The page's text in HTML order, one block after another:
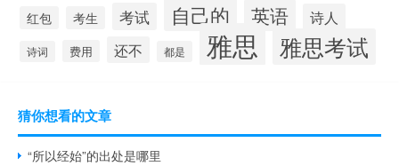
红包 考生 考试 自己的 英语 诗人
诗词 费用 还不 都是 雅思 雅思考试
猜你想看的文章
“所以经始”的出处是哪里